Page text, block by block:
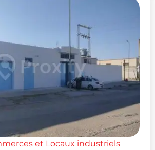
et Locaux industriels